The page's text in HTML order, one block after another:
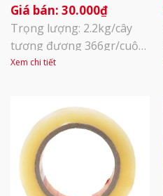
30.000₫
Trọng lượng: 2.2kg/cây
tương đương 366gr/cuộn
Lõi giấy 3mm siêu mỏng
ko đứt; độ bám dính cực
tốt.
Xem chi tiết